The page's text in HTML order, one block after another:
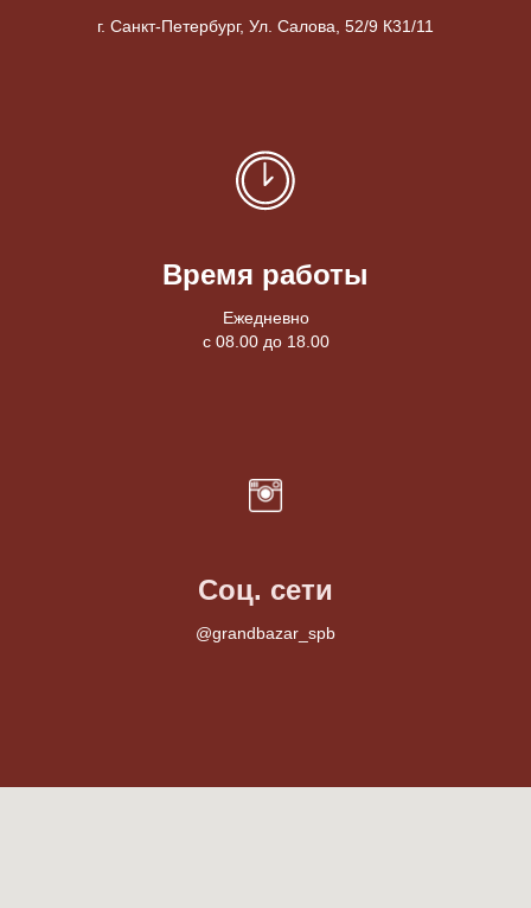
г. Санкт-Петербург, Ул. Салова, 52/9 К31/11
Время работы
Ежедневно
с 08.00 до 18.00
Соц. сети
@grandbazar_spb